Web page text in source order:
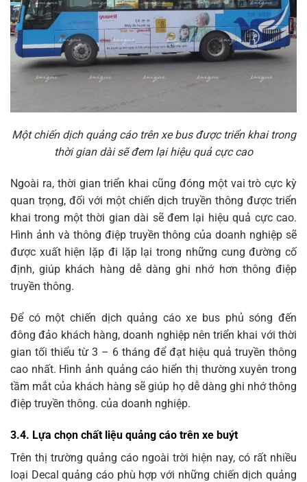
Một chiến dịch quảng cáo trên xe bus được triển khai trong
thời gian dài sẽ đem lại hiệu quả cực cao
Ngoài ra, thời gian triển khai cũng đóng một vai trò cực kỳ
quan trọng, đối với một chiến dịch truyền thông được triển
khai trong một thời gian dài sẽ đem lại hiệu quả cực cao.
Hình ảnh và thông điệp truyền thông của doanh nghiệp sẽ
được xuất hiện lặp đi lặp lại trong những cung đường cố
định, giúp khách hàng dễ dàng ghi nhớ hơn thông điệp
truyền thông.
Để có một chiến dịch quảng cáo xe bus phủ sóng đến
đông đảo khách hàng, doanh nghiệp nên triển khai với thời
gian tối thiểu từ 3 – 6 tháng để đạt hiệu quả truyền thông
cao nhất. Hình ảnh quảng cáo hiển thị thường xuyên trong
tầm mắt của khách hàng sẽ giúp họ dễ dàng ghi nhớ thông
điệp truyền thông. của doanh nghiệp.
3.4. Lựa chọn chất liệu quảng cáo trên xe buýt
Trên thị trường quảng cáo ngoài trời hiện nay, có rất nhiều
loại Decal quảng cáo phù hợp với những chiến dịch quảng